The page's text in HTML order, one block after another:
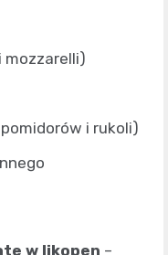
mozzarelli)
i rukoli)
w likopen –